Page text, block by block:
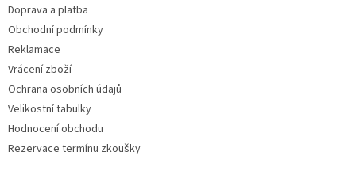
Doprava a platba
Obchodní podmínky
Reklamace
Vrácení zboží
Ochrana osobních údajů
Velikostní tabulky
Hodnocení obchodu
Rezervace termínu zkoušky